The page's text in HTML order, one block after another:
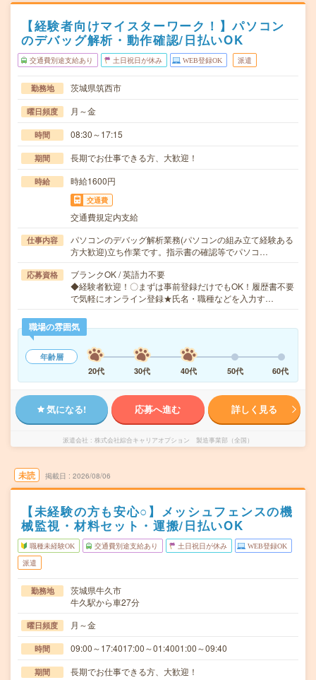
【経験者向けマイスターワーク！】パソコン
のデバッグ解析・動作確認/日払いOK
交通費別途支給あり 土日祝日が休み WEB登録OK 派遣
勤務地 茨城県筑西市
曜日頻度 月～金
時間 08:30～17:15
期間 長期でお仕事できる方、大歓迎！
時給 時給1600円
交通費
交通費規定内支給
仕事内容
パソコンのデバッグ解析業務(パソコンの組み立て経験ある
方大歓迎)立ち作業です。指示書の確認等でパソコ…
応募資格
ブランクOK / 英語力不要
◆経験者歓迎！〇まずは事前登録だけでもOK！履歴書不要
で気軽にオンライン登録★氏名・職種などを入力す…
職場の雰囲気
年齢層
20代
30代 40代 50代 60代
気になる! 応募へ進む 詳しく見る
派遣会社 株式会社綜合キャリアオプション 製造事業部（全国）
未読 掲載日 2026/08/06
【未経験の方も安心○】メッシュフェンスの機
械監視・材料セット・運搬/日払いOK
職種未経験OK 交通費別途支給あり 土日祝日が休み WEB登録OK
派遣
勤務地
茨城県牛久市
牛久駅から車27分
曜日頻度 月～金
時間 09:00～17:4017:00～01:4001:00～09:40
期間 長期でお仕事できる方、大歓迎！